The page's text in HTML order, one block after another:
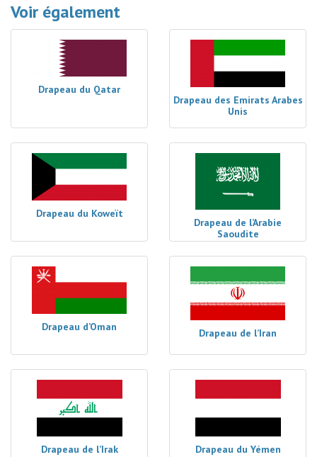
Voir également
Drapeau du Qatar
Drapeau des Emirats Arabes
Unis
Drapeau du Koweït
Drapeau de l’Arabie
Saoudite
Drapeau d’Oman Drapeau de l’Iran
Drapeau de l’Irak Drapeau du Yémen